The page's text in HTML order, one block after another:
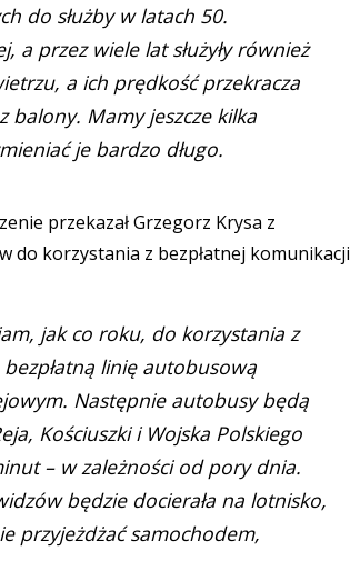
do służby w latach 50.
a przez wiele lat służyły również
a ich prędkość przekracza
balony. Mamy jeszcze kilka
je bardzo długo.
przekazał Grzegorz Krysa z
do korzystania z bezpłatnej komunikacji
jak co roku, do korzystania z
linię autobusową
Następnie autobusy będą
Kościuszki i Wojska Polskiego
– w zależności od pory dnia.
będzie docierała na lotnisko,
przyjeżdżać samochodem,